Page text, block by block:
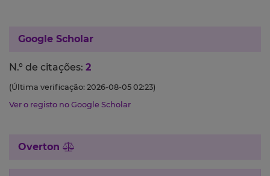
Google Scholar
N.º de citações: 2
(Última verificação: 2026-08-05 02:23)
Ver o registo no Google Scholar
Overton